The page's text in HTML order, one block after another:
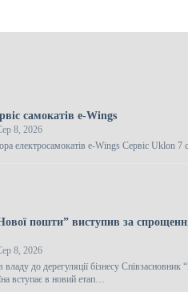
самокатів e-Wings
8, 2026
електросамокатів e-Wings Сервіс Uklon 7
пошти” виступив за
8, 2026
до дерегуляції бізнесу
вступає в новий етап…